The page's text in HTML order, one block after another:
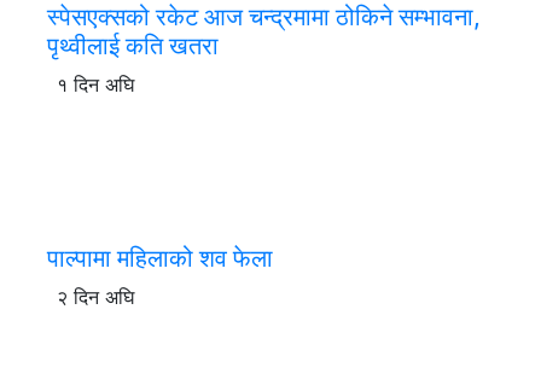
स्पेसएक्सको रकेट आज चन्द्रमामा ठोकिने सम्भावना,
पृथ्वीलाई कति खतरा
१ दिन अघि
पाल्पामा महिलाको शव फेला
२ दिन अघि